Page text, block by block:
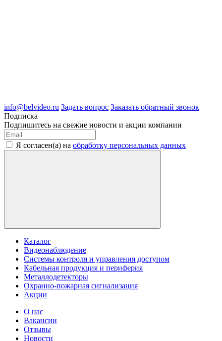
info@belvideo.ru Задать вопрос Заказать обратный звонок
Подписка
Подпишитесь на свежие новости и акции компании
Я согласен(а) на обработку персональных данных
Каталог
Видеонаблюдение
Системы контроля и управления доступом
Кабельная продукция и периферия
Металлодетекторы
Охранно-пожарная сигнализация
Акции
О нас
Вакансии
Отзывы
Новости